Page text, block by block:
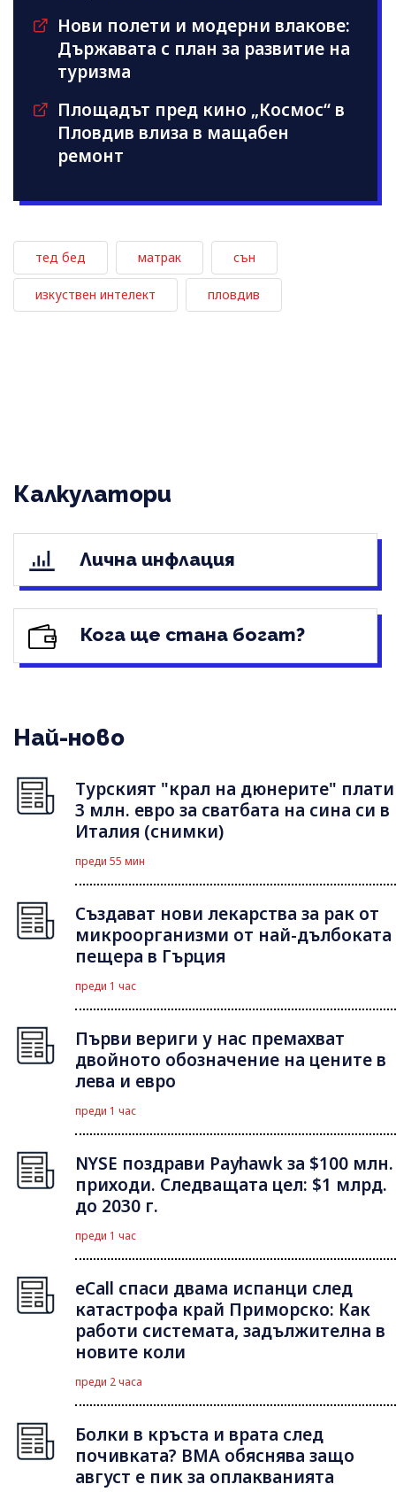
Нови полети и модерни влакове:
Държавата с план за развитие на
туризма
Площадът пред кино „Космос“ в
Пловдив влиза в мащабен
ремонт
тед бед матрак сън
изкуствен интелект пловдив
Калкулатори
Лична инфлация
Кога ще стана богат?
Най-ново
Турският "крал на дюнерите" плати
3 млн. евро за сватбата на сина си в
Италия (снимки)
преди 55 мин
Създават нови лекарства за рак от
микроорганизми от най-дълбоката
пещера в Гърция
преди 1 час
Първи вериги у нас премахват
двойното обозначение на цените в
лева и евро
преди 1 час
NYSE поздрави Payhawk за $100 млн.
приходи. Следващата цел: $1 млрд.
до 2030 г.
преди 1 час
eCall спаси двама испанци след
катастрофа край Приморско: Как
работи системата, задължителна в
новите коли
преди 2 часа
Болки в кръста и врата след
почивката? ВМА обяснява защо
август е пик за оплакванията